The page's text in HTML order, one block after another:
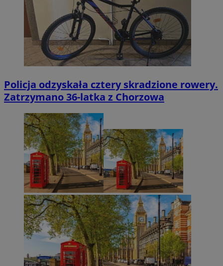
Policja odzyskała cztery skradzione rowery.
Zatrzymano 36-latka z Chorzowa